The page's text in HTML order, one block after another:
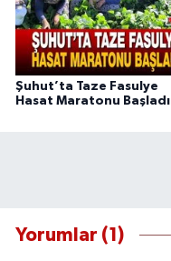
Şuhut’ta Taze Fasulye
Hasat Maratonu Başladı
Yorumlar (1)